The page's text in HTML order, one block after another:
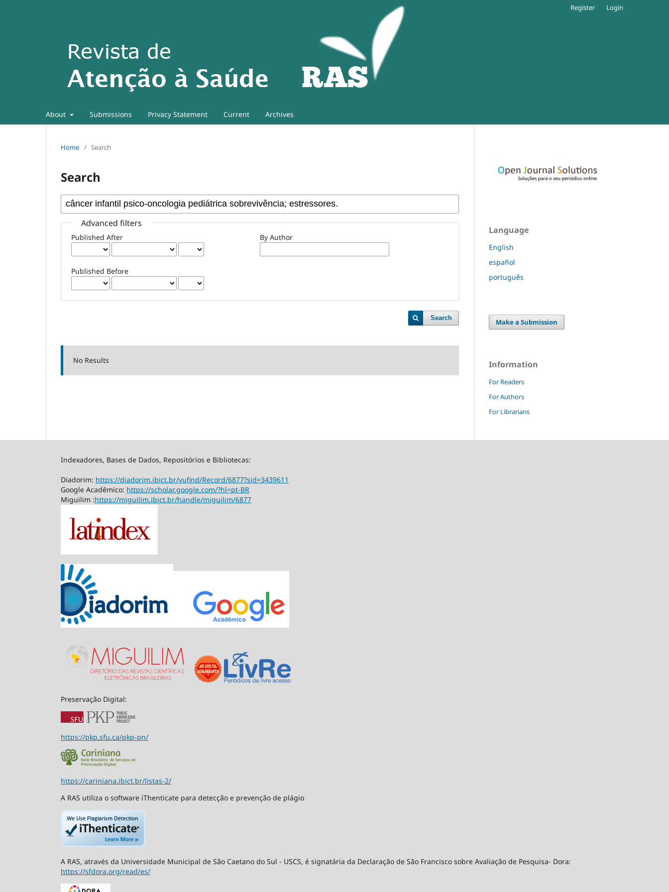
About Submissions Privacy Statement Current Archives
Register Login
Home / Search
Search
Advanced filters
Published After
Published Before
By Author
Search
No Results
Language
English
español
português
Make a Submission
Information
For Readers
For Authors
For Librarians
Indexadores, Bases de Dados, Repositórios e Bibliotecas:
Diadorim: https://diadorim.ibict.br/vufind/Record/6877?sid=3439611
Google Acadêmico: https://scholar.google.com/?hl=pt-BR
Miguilim :https://miguilim.ibict.br/handle/miguilim/6877
Preservação Digital:
https://pkp.sfu.ca/pkp-pn/
https://cariniana.ibict.br/listas-2/
A RAS utiliza o software iThenticate para detecção e prevenção de plágio
A RAS, através da Universidade Municipal de São Caetano do Sul - USCS, é signatária da Declaração de São Francisco sobre Avaliação de Pesquisa- Dora:
https://sfdora.org/read/es/